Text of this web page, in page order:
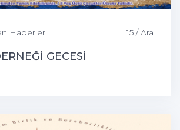
Haberler 15 / Ara
GECESİ